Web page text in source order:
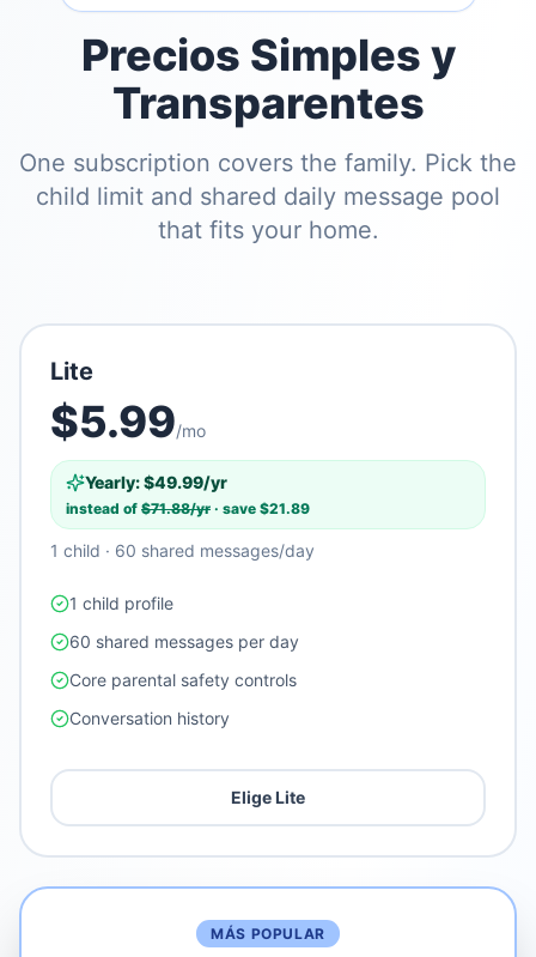
Precios Simples y
Transparentes
One subscription covers the family. Pick the
child limit and shared daily message pool
that fits your home.
Lite
$5.99/mo
Yearly: $49.99/yr
instead of $71.88/yr · save $21.89
1 child · 60 shared messages/day
1 child profile
60 shared messages per day
Core parental safety controls
Conversation history
Elige Lite
MÁS POPULAR